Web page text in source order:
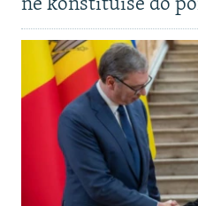
ne konstituiše do